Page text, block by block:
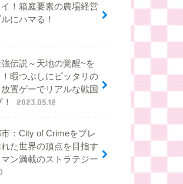
イ！箱庭要素の農場経営
にハマる！
伝説～天地の覚醒~を
暇つぶしにピッタリの
置ゲーでリアルな戦国
2023.05.12
：City of Crimeをプレ
た世界の頂点を目指す
ン満載のストラテジー